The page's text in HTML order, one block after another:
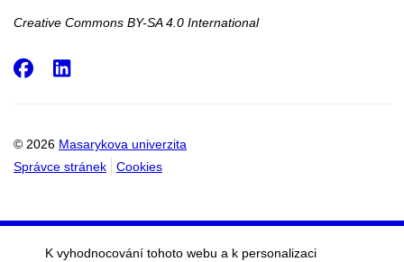
Creative Commons BY-SA 4.0 International
© 2026 Masarykova univerzita
Správce stránek
Cookies
Facebook
K vyhodnocování tohoto webu a k personalizaci